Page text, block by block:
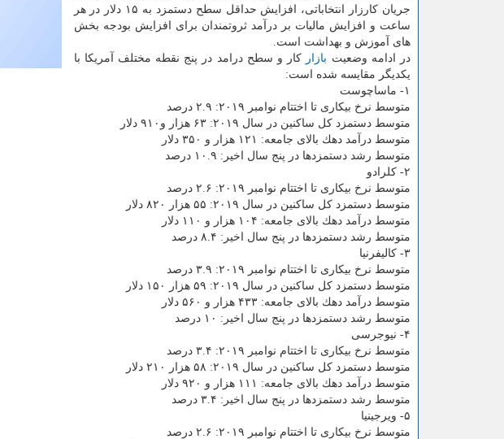
جریان كارزار انتخاباتی، افزایش حداقل سطح دستمزد به ۱۵ دلار در هر
ساعت و افزایش مالیات بر درآمد ثروتمندان برای افزایش بودجه بخش
های آموزش و بهداشت است.
در ادامه وضعیت بازار كار و سطح درامد در پنج نقطه مختلف آمریكا با
یكدیگر مقایسه شده است:
۱- ماساچوست
متوسط نرخ بیكاری تا اختتام نوامبر ۲۰۱۹: ۲.۹ درصد
متوسط دستمزد كل ساكنین در سال ۲۰۱۹: ۶۳ هزار و۹۱۰ دلار
متوسط درآمد دهك بالای جامعه: ۱۲۱ هزار و ۳۵۰ دلار
متوسط رشد دستمزدها در پنج سال اخیر: ۱۰.۹ درصد
۲- كلرادو
متوسط نرخ بیكاری تا اختتام نوامبر ۲۰۱۹: ۲.۶ درصد
متوسط دستمزد كل ساكنین در سال ۲۰۱۹: ۵۵ هزار ۸۲۰ دلار
متوسط درآمد دهك بالای جامعه: ۱۰۴ هزار و ۱۱۰ دلار
متوسط رشد دستمزدها در پنج سال اخیر: ۸.۴ درصد
۳- كالیفرنیا
متوسط نرخ بیكاری تا اختتام نوامبر ۲۰۱۹: ۳.۹ درصد
متوسط دستمزد كل ساكنین در سال ۲۰۱۹: ۵۹ هزار ۱۵۰ دلار
متوسط درآمد دهك بالای جامعه: ۴۳۳ هزار و ۵۶۰ دلار
متوسط رشد دستمزدها در پنج سال اخیر: ۱۰ درصد
۴- نیوجرسی
متوسط نرخ بیكاری تا اختتام نوامبر ۲۰۱۹: ۳.۴ درصد
متوسط دستمزد كل ساكنین در سال ۲۰۱۹: ۵۸ هزار ۲۱۰ دلار
متوسط درآمد دهك بالای جامعه: ۱۱۱ هزار و ۹۲۰ دلار
متوسط رشد دستمزدها در پنج سال اخیر: ۳.۴ درصد
۵- ویرجینیا
متوسط نرخ بیكاری تا اختتام نوامبر ۲۰۱۹: ۲.۶ درصد